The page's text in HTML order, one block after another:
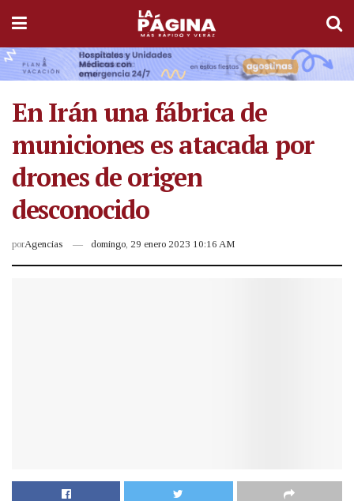
En Irán una fábrica de
municiones es atacada por
drones de origen
desconocido
porAgencias domingo, 29 enero 2023 10:16 AM